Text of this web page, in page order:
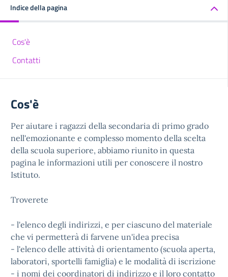
Indice della pagina
Cos'è
Contatti
Cos'è
Per aiutare i ragazzi della secondaria di primo grado
nell'emozionante e complesso momento della scelta
della scuola superiore, abbiamo riunito in questa
pagina le informazioni utili per conoscere il nostro
Istituto.
Troverete
- l'elenco degli indirizzi, e per ciascuno del materiale
che vi permetterà di farvene un'idea precisa
- l'elenco delle attività di orientamento (scuola aperta,
laboratori, sportelli famiglia) e le modalità di iscrizione
- i nomi dei coordinatori di indirizzo e il loro contatto